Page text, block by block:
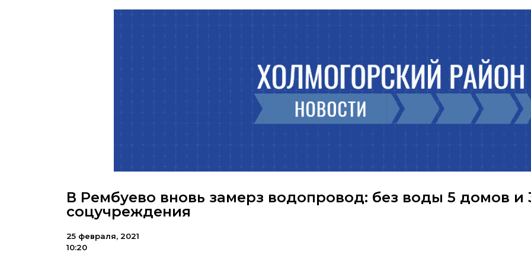
В Рембуево вновь замерз водопровод: без воды 5 домов и
соцучреждения
25 февраля, 2021
10:20